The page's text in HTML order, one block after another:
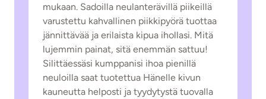
mukaan. Sadoilla neulanterävillä piikeillä
varustettu kahvallinen piikkipyörä tuottaa
jännittävää ja erilaista kipua ihollasi. Mitä
lujemmin painat, sitä enemmän sattuu!
Silittäessäsi kumppanisi ihoa pienillä
neuloilla saat tuotettua Hänelle kivun
kauneutta helposti ja tyydytystä tuovalla